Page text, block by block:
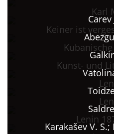
Karl
Carev
Keiner ist
Kunst- und
Lenin
Karakašev V. S.;